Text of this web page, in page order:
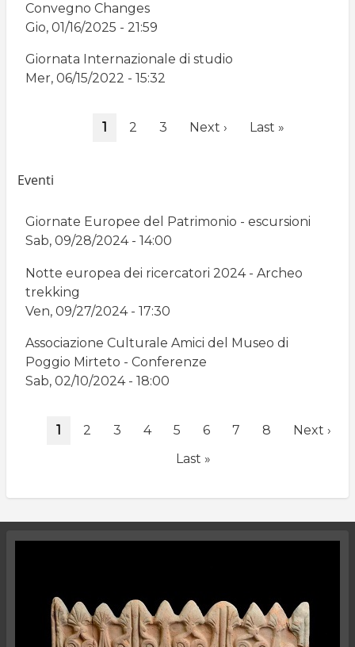
Convegno Changes
Gio, 01/16/2025 - 21:59
Giornata Internazionale di studio
Mer, 06/15/2022 - 15:32
Pagina
1 Page
2 Page
3
Pagina
Next ›
Ultima
Last »
Eventi
Giornate Europee del Patrimonio - escursioni
Sab, 09/28/2024 - 14:00
Notte europea dei ricercatori 2024 - Archeo
trekking
Ven, 09/27/2024 - 17:30
Associazione Culturale Amici del Museo di
Poggio Mirteto - Conferenze
Sab, 02/10/2024 - 18:00
Pagina
1 Page
2 Page
3 Page
4 Page
5 Page
6 Page
7 Page
8
Pagina
Next ›
Ultima
Last »